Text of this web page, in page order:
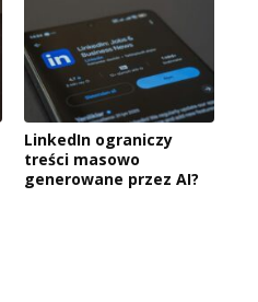
LinkedIn ograniczy
treści masowo
generowane przez AI?